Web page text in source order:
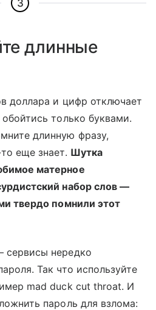
3
длинные
доллара и цифр отключает
только буквами.
длинную фразу,
еще знает. Шутка
матерное
набор слов —
твердо помнили этот
сервисы нередко
Так что используйте
mad duck cut throat. И
пароль для взлома: